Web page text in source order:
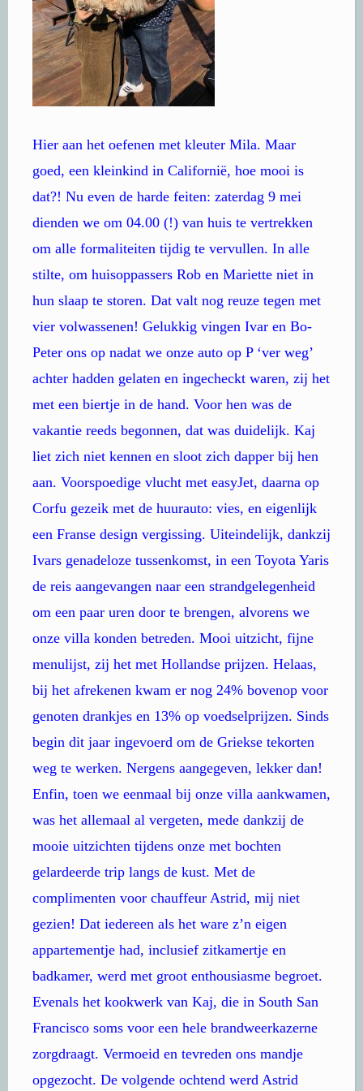
Hier aan het oefenen met kleuter Mila. Maar
goed, een kleinkind in Californië, hoe mooi is
dat?! Nu even de harde feiten: zaterdag 9 mei
dienden we om 04.00 (!) van huis te vertrekken
om alle formaliteiten tijdig te vervullen. In alle
stilte, om huisoppassers Rob en Mariette niet in
hun slaap te storen. Dat valt nog reuze tegen met
vier volwassenen! Gelukkig vingen Ivar en Bo-
Peter ons op nadat we onze auto op P ‘ver weg’
achter hadden gelaten en ingecheckt waren, zij het
met een biertje in de hand. Voor hen was de
vakantie reeds begonnen, dat was duidelijk. Kaj
liet zich niet kennen en sloot zich dapper bij hen
aan. Voorspoedige vlucht met easyJet, daarna op
Corfu gezeik met de huurauto: vies, en eigenlijk
een Franse design vergissing. Uiteindelijk, dankzij
Ivars genadeloze tussenkomst, in een Toyota Yaris
de reis aangevangen naar een strandgelegenheid
om een paar uren door te brengen, alvorens we
onze villa konden betreden. Mooi uitzicht, fijne
menulijst, zij het met Hollandse prijzen. Helaas,
bij het afrekenen kwam er nog 24% bovenop voor
genoten drankjes en 13% op voedselprijzen. Sinds
begin dit jaar ingevoerd om de Griekse tekorten
weg te werken. Nergens aangegeven, lekker dan!
Enfin, toen we eenmaal bij onze villa aankwamen,
was het allemaal al vergeten, mede dankzij de
mooie uitzichten tijdens onze met bochten
gelardeerde trip langs de kust. Met de
complimenten voor chauffeur Astrid, mij niet
gezien! Dat iedereen als het ware z’n eigen
appartementje had, inclusief zitkamertje en
badkamer, werd met groot enthousiasme begroet.
Evenals het kookwerk van Kaj, die in South San
Francisco soms voor een hele brandweerkazerne
zorgdraagt. Vermoeid en tevreden ons mandje
opgezocht. De volgende ochtend werd Astrid